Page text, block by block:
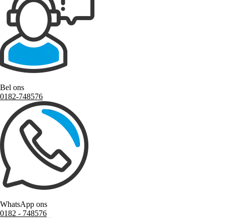
Bel ons
0182-748576
WhatsApp ons
0182 ‑ 748576